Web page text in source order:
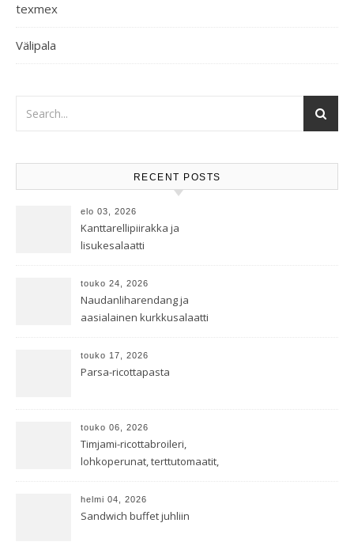
texmex
Välipala
RECENT POSTS
elo 03, 2026
Kanttarellipiirakka ja
lisukesalaatti
touko 24, 2026
Naudanliharendang ja
aasialainen kurkkusalaatti
touko 17, 2026
Parsa-ricottapasta
touko 06, 2026
Timjami-ricottabroileri,
lohkoperunat, terttutomaatit,
salaatti
helmi 04, 2026
Sandwich buffet juhliin